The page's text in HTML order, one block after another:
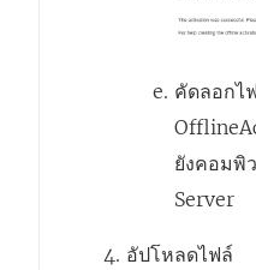
คัดลอกไ
ยังคอมพิ
Server
อัปโหลดไฟล์